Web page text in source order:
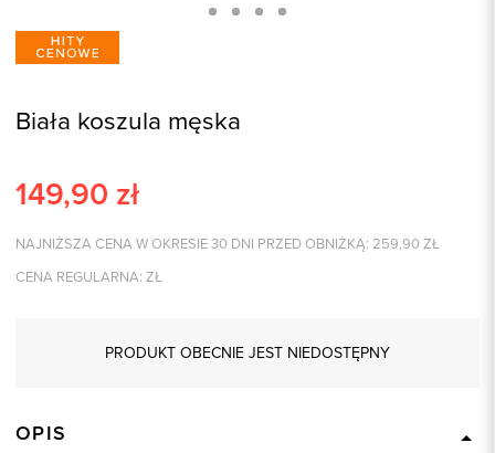
Biała koszula męska
149,90 zł
NAJNIŻSZA CENA W OKRESIE 30 DNI PRZED OBNIŻKĄ: 259,90 ZŁ
CENA REGULARNA: ZŁ
PRODUKT OBECNIE JEST NIEDOSTĘPNY
OPIS